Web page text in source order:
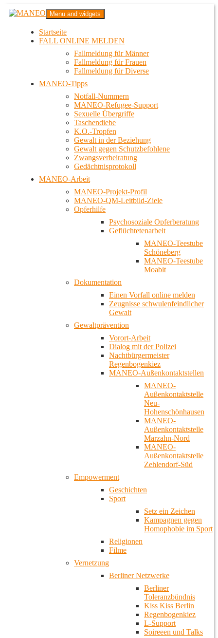
Zum
InhaltMANEO
Das schwule Anti-Gewalt-Projekt in Berlin
Menu and widgets
Startseite
FALL ONLINE MELDEN
Fallmeldung für Männer
Fallmeldung für Frauen
Fallmeldung für Diverse
MANEO-Tipps
Notfall-Nummern
MANEO-Refugee-Support
Sexuelle Übergriffe
Taschendiebe
K.O.-Tropfen
Gewalt in der Beziehung
Gewalt gegen Schutzbefohlene
Zwangsverheiratung
Gedächtnisprotokoll
MANEO-Arbeit
MANEO-Projekt-Profil
MANEO-QM-Leitbild-Ziele
Opferhilfe
Psychosoziale Opferberatung
Geflüchtetenarbeit
MANEO-Teestube
Schöneberg
MANEO-Teestube
Moabit
Dokumentation
Einen Vorfall online melden
Zeugnisse schwulenfeindlicher
Gewalt
Gewaltprävention
Vorort-Arbeit
Dialog mit der Polizei
Nachtbürgermeister
Regenbogenkiez
MANEO-Außenkontaktstellen
MANEO-
Außenkontaktstelle
Neu-
Hohenschönhausen
MANEO-
Außenkontaktstelle
Marzahn-Nord
MANEO-
Außenkontaktstelle
Zehlendorf-Süd
Empowerment
Geschichten
Sport
Setz ein Zeichen
Kampagnen gegen
Homophobie im Sport
Religionen
Filme
Vernetzung
Berliner Netzwerke
Berliner
Toleranzbündnis
Kiss Kiss Berlin
Regenbogenkiez
L-Support
Soireeen und Talks